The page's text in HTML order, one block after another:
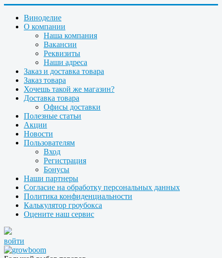
Виноделие
О компании
Наша компания
Вакансии
Реквизиты
Наши адреса
Заказ и доставка товара
Заказ товара
Хочешь такой же магазин?
Доставка товара
Офисы доставки
Полезные статьи
Акции
Новости
Пользователям
Вход
Регистрация
Бонусы
Наши партнеры
Согласие на обработку персональных данных
Политика конфиденциальности
Калькулятор гроубокса
Оцените наш сервис
войти